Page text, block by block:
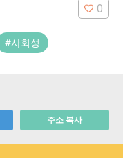
0
#사회성
주소 복사